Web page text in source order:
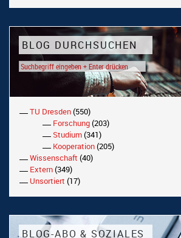
BLOG DURCHSUCHEN
TU Dresden(550)
Forschung(203)
Studium(341)
Kooperation(205)
Wissenschaft (40)
Extern(349)
Unsortiert (17)
BLOG-ABO & SOZIALES